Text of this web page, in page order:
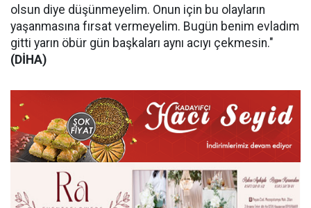
olsun diye düşünmeyelim. Onun için bu olayların
yaşanmasına fırsat vermeyelim. Bugün benim evladım
gitti yarın öbür gün başkaları aynı acıyı çekmesin."
(DİHA)